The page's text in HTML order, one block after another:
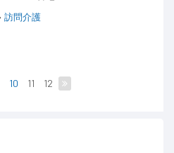
訪問介護
10 11 12